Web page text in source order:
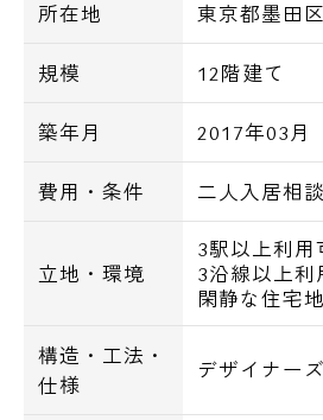
まいばすけっとまで372m
○コンビニ○
ローソンストア100まで52m
ローソンまで119m
セブンイレブンまで235m
○ドラッグストア○
薬ヒグチまで332m
ドラッグセイムスまで478m
吉野家まで165m
オリジン弁当まで297m
ジョナサンまで315m
所在地 東京都墨田
規模 12階建て
築年月 2017年03月
費用・条件 二人入居相談
立地・環境
3駅以上利用
3沿線以上利
閑静な住宅地
構造・工法・
仕様
デザイナーズ